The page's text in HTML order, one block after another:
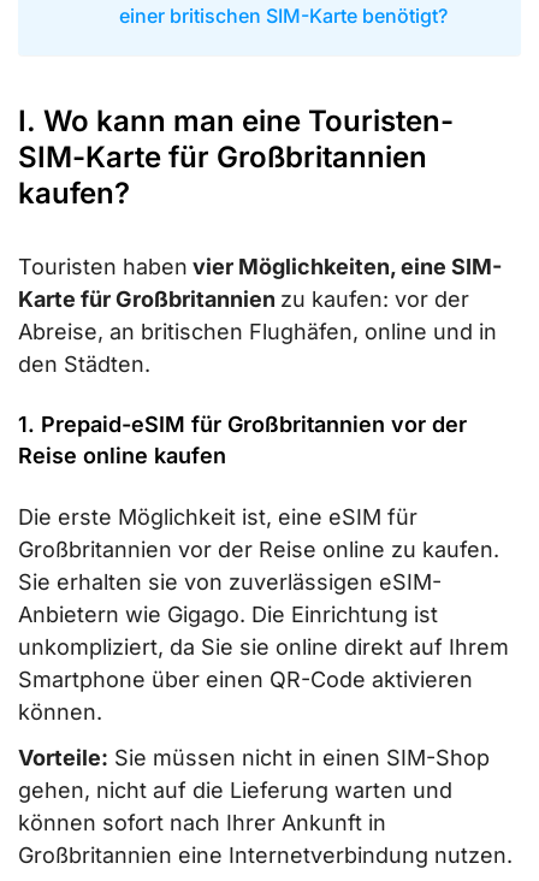
einer britischen SIM-Karte benötigt?
I. Wo kann man eine Touristen-
SIM-Karte für Großbritannien
kaufen?
Touristen haben vier Möglichkeiten, eine SIM-
Karte für Großbritannien zu kaufen: vor der
Abreise, an britischen Flughäfen, online und in
den Städten.
1. Prepaid-eSIM für Großbritannien vor der
Reise online kaufen
Die erste Möglichkeit ist, eine eSIM für
Großbritannien vor der Reise online zu kaufen.
Sie erhalten sie von zuverlässigen eSIM-
Anbietern wie Gigago. Die Einrichtung ist
unkompliziert, da Sie sie online direkt auf Ihrem
Smartphone über einen QR-Code aktivieren
können.
Vorteile: Sie müssen nicht in einen SIM-Shop
gehen, nicht auf die Lieferung warten und
können sofort nach Ihrer Ankunft in
Großbritannien eine Internetverbindung nutzen.